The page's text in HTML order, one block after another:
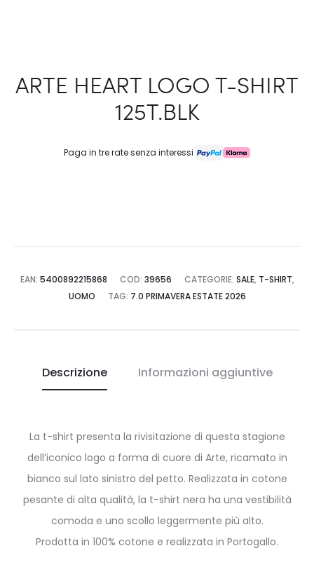
ARTE HEART LOGO T-SHIRT
125T.BLK
Paga in tre rate senza interessi
EAN: 5400892215868 COD: 39656 CATEGORIE: SALE, T-SHIRT,
UOMO
TAG: 7.0 PRIMAVERA ESTATE 2026
Descrizione Informazioni aggiuntive
La t-shirt presenta la rivisitazione di questa stagione
dell’iconico logo a forma di cuore di Arte, ricamato in
bianco sul lato sinistro del petto. Realizzata in cotone
pesante di alta qualità, la t-shirt nera ha una vestibilità
comoda e uno scollo leggermente più alto.
Prodotta in 100% cotone e realizzata in Portogallo.